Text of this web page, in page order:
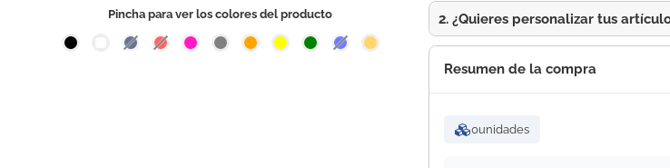
Pincha para ver los colores del producto 2. ¿Quieres personalizar tus
Resumen de la compra
0unidades